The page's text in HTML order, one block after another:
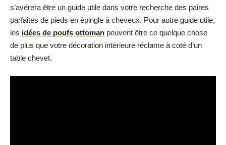
s’avérera être un guide utile dans votre recherche des paires
parfaites de pieds en épingle à cheveux. Pour autre guide utile,
les idées de poufs ottoman peuvent être ce quelque chose
de plus que votre décoration intérieure réclame à coté d’un
table chevet.